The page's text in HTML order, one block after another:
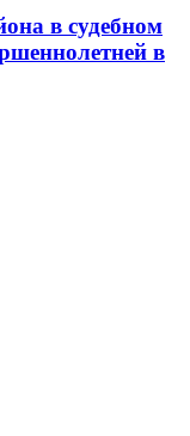
в судебном
в